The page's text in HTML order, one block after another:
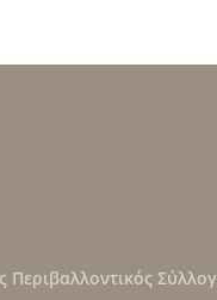
Περιβαλλοντικός